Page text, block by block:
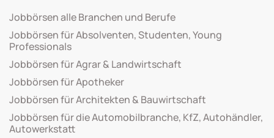
Jobbörsen alle Branchen und Berufe
Jobbörsen für Absolventen, Studenten, Young
Professionals
Jobbörsen für Agrar & Landwirtschaft
Jobbörsen für Apotheker
Jobbörsen für Architekten & Bauwirtschaft
Jobbörsen für die Automobilbranche, KfZ, Autohändler,
Autowerkstatt